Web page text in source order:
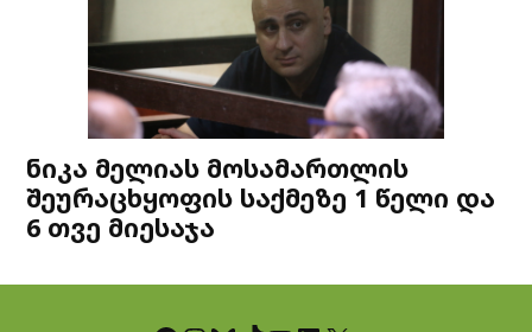
ნიკა მელიას მოსამართლის
შეურაცხყოფის საქმეზე 1 წელი და
6 თვე მიესაჯა